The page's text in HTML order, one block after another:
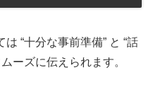
“十分な事前準備” と “話
ーズに伝えられます。